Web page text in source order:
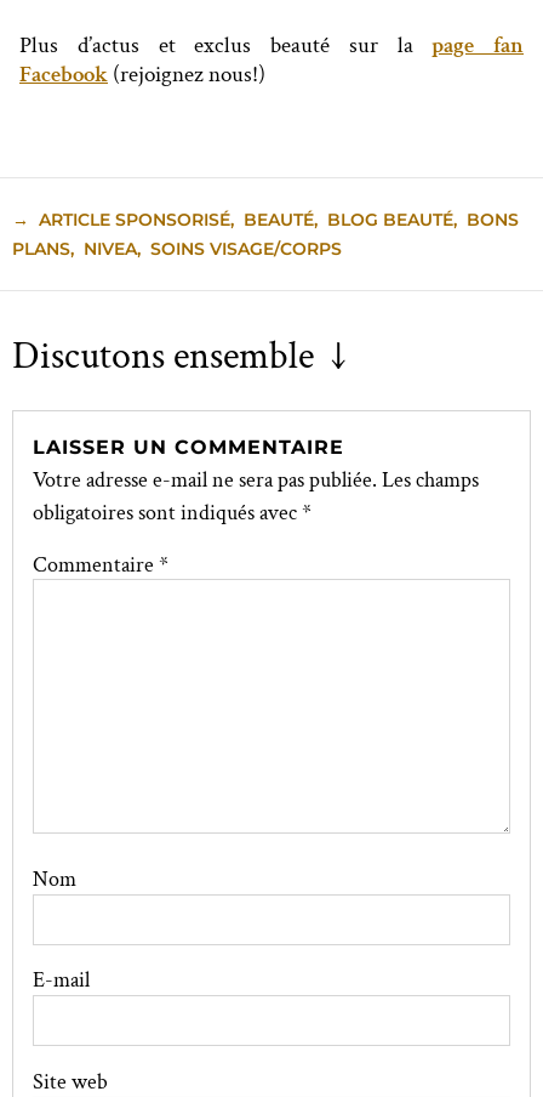
Plus d’actus et exclus beauté sur lapage fan
Facebook (rejoignez nous!)
→ ARTICLE SPONSORISÉ, BEAUTÉ, BLOG BEAUTÉ, BONS
PLANS, NIVEA, SOINS VISAGE/CORPS
Discutons ensemble ↓
LAISSER UN COMMENTAIRE
Votre adresse e-mail ne sera pas publiée. Les champs
obligatoires sont indiqués avec*
Commentaire *
Nom
E-mail
Site web